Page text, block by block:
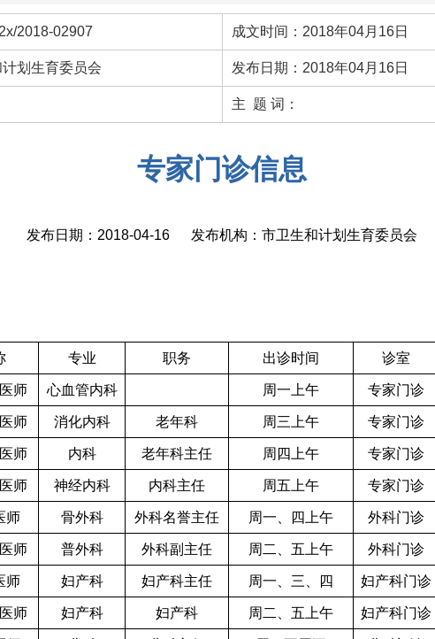
2018-02907 成文时间：2018年04月16日
划生育委员会 发布日期：2018年04月16日
主 题 词：
专家门诊信息
发布日期：2018-04-16 发布机构：市卫生和计划生育委员会
专业 职务 出诊时间 诊室
师 心血管内科 周一上午 专家门诊
师 消化内科 老年科 周三上午 专家门诊
师 内科 老年科主任 周四上午 专家门诊
师 神经内科 内科主任 周五上午 专家门诊
师 骨外科 外科名誉主任 周一、四上午 外科门诊
师 普外科 外科副主任 周二、五上午 外科门诊
师 妇产科 妇产科主任 周一、三、四 妇产科门诊
师 妇产科 妇产科 周二、五上午 妇产科门诊